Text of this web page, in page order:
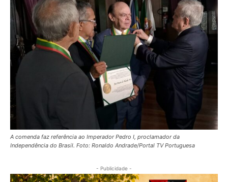
A comenda faz referência ao Imperador Pedro I, proclamador da
Independência do Brasil. Foto: Ronaldo Andrade/Portal TV Portuguesa
- Publicidade -